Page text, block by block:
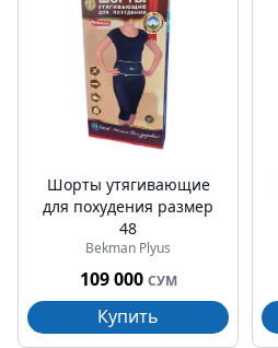
Шорты утягивающие
для похудения размер
48
Bekman Plyus
109 000 СУМ
Купить